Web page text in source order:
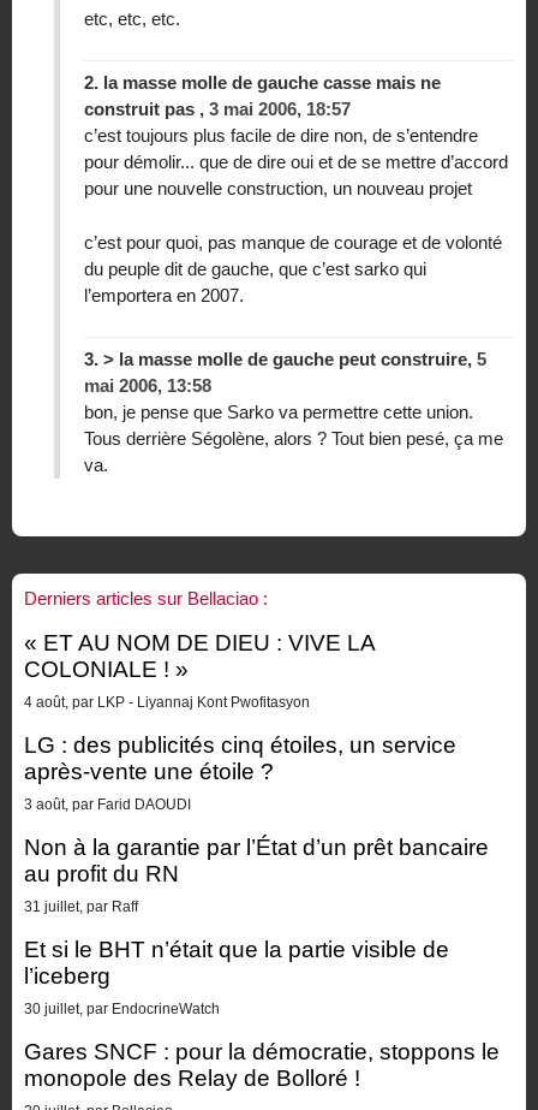
etc, etc, etc.
2. la masse molle de gauche casse mais ne
construit pas , 3 mai 2006, 18:57
c’est toujours plus facile de dire non, de s’entendre
pour démolir... que de dire oui et de se mettre d’accord
pour une nouvelle construction, un nouveau projet
c’est pour quoi, pas manque de courage et de volonté
du peuple dit de gauche, que c’est sarko qui
l’emportera en 2007.
3. > la masse molle de gauche peut construire, 5
mai 2006, 13:58
bon, je pense que Sarko va permettre cette union.
Tous derrière Ségolène, alors ? Tout bien pesé, ça me
va.
Derniers articles sur Bellaciao :
« ET AU NOM DE DIEU : VIVE LA
COLONIALE ! »
4 août, par LKP - Liyannaj Kont Pwofitasyon
LG : des publicités cinq étoiles, un service
après-vente une étoile ?
3 août, par Farid DAOUDI
Non à la garantie par l’État d’un prêt bancaire
au profit du RN
31 juillet, par Raff
Et si le BHT n’était que la partie visible de
l’iceberg
30 juillet, par EndocrineWatch
Gares SNCF : pour la démocratie, stoppons le
monopole des Relay de Bolloré !